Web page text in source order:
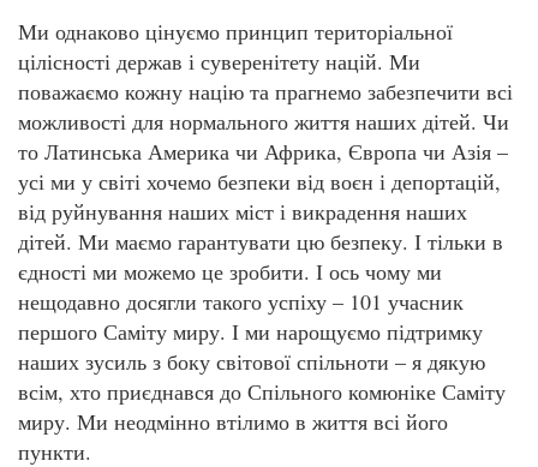
Ми однаково цінуємо принцип територіальної
цілісності держав і суверенітету націй. Ми
поважаємо кожну націю та прагнемо забезпечити всі
можливості для нормального життя наших дітей. Чи
то Латинська Америка чи Африка, Європа чи Азія –
усі ми у світі хочемо безпеки від воєн і депортацій,
від руйнування наших міст і викрадення наших
дітей. Ми маємо гарантувати цю безпеку. І тільки в
єдності ми можемо це зробити. І ось чому ми
нещодавно досягли такого успіху – 101 учасник
першого Саміту миру. І ми нарощуємо підтримку
наших зусиль з боку світової спільноти – я дякую
всім, хто приєднався до Спільного комюніке Саміту
миру. Ми неодмінно втілимо в життя всі його
пункти.